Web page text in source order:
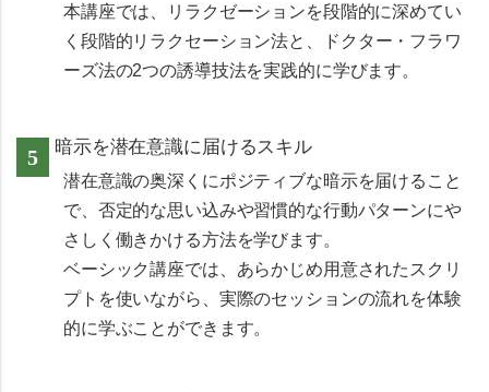
本講座では、リラクゼーションを段階的に深めてい
く 段階的リラクセーション法と、
ドクター・フラワ
ーズ法の2つの誘導技法を実践的に学びます。
暗示を潜在意識に届けるスキル
潜在意識の奥深くにポジティブな暗示を届けること
で、否定的な思い込みや習慣的な行動パターンにや
さしく働きかける方法を学びます。
ベーシック講座では、あらかじめ用意されたスクリ
プトを使いながら、実際のセッションの流れを体験
的に学ぶことができます。